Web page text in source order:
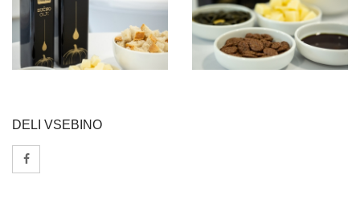
DELI VSEBINO